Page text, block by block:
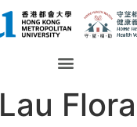
Lau Flora